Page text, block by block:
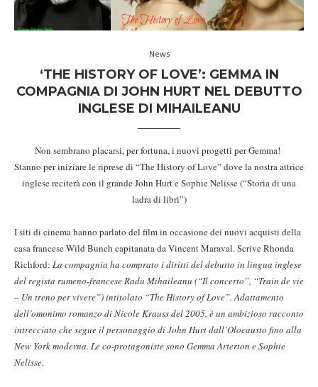
News
‘THE HISTORY OF LOVE’: GEMMA IN
COMPAGNIA DI JOHN HURT NEL DEBUTTO
INGLESE DI MIHAILEANU
Non sembrano placarsi, per fortuna, i nuovi progetti per Gemma!
Stanno per iniziare le riprese di “The History of Love” dove la nostra attrice
inglese reciterà con il grande John Hurt e Sophie Nelisse (“Storia di una
ladra di libri”)
I siti di cinema hanno parlato del film in occasione dei nuovi acquisti della
casa francese Wild Bunch capitanata da Vincent Maraval. Scrive Rhonda
Richford: La compagnia ha comprato i diritti del debutto in lingua inglese
del regista rumeno-francese Radu Mihaileanu (“Il concerto”, “Train de vie
– Un treno per vivere”) intitolato “The History of Love”. Adattamento
dell’omonimo romanzo di Nicole Krauss del 2005, è un ambizioso racconto
intrecciato che segue il personaggio di John Hurt dall’Olocausto fino alla
New York moderna. Le co-protagoniste sono Gemma Arterton e Sophie
Nelisse.